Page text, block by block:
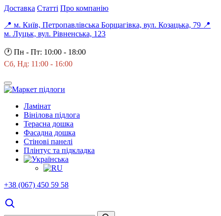
Доставка Статті Про компанію
📍 м. Київ, Петропавлівська Борщагівка, вул. Козацька, 79 📍
м. Луцьк, вул. Рівненська, 123
🕐 Пн - Пт: 10:00 - 18:00
Сб, Нд: 11:00 - 16:00
Ламінат
Вінілова підлога
Терасна дошка
Фасадна дошка
Стінові панелі
Плінтус та підкладка
+38 (067) 450 59 58